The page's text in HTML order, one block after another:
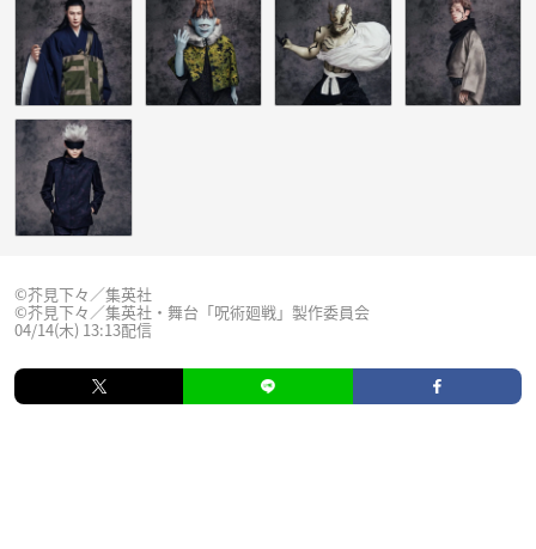
©︎芥見下々／集英社
©︎芥見下々／集英社・舞台「呪術廻戦」製作委員会
04/14(木) 13:13配信